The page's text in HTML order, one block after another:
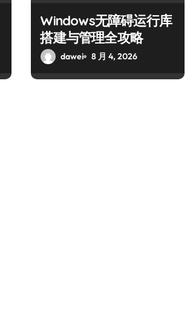
Windows无障碍运行库
搭建与管理全攻略
dawei 8 月 4, 2026